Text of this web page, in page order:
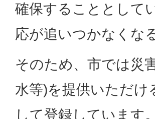
確保することとして
応が追いつかなくな
そのため、市では災
水等)を提供いただけ
して登録しています。